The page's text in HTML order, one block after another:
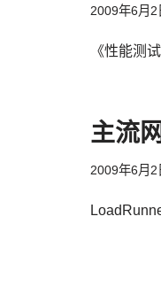
2009年6月2
《性能测
主流
2009年6月2